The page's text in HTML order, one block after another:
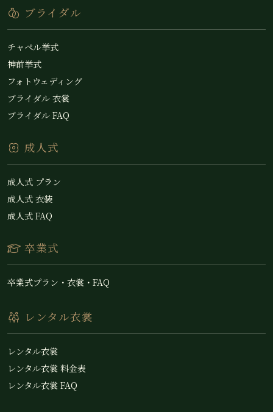
ブライダル
チャペル挙式
神前挙式
フォトウェディング
ブライダル 衣裳
ブライダル FAQ
成人式
成人式 プラン
成人式 衣装
成人式 FAQ
卒業式
卒業式プラン・衣裳・FAQ
レンタル衣裳
レンタル衣裳
レンタル衣裳 料金表
レンタル衣裳 FAQ